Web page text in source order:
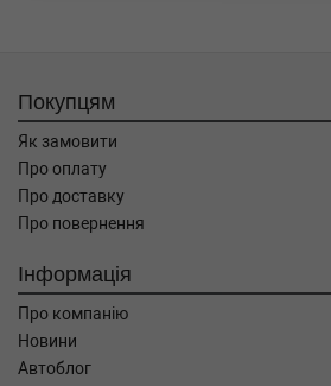
Покупцям
Як замовити
Про оплату
Про доставку
Про повернення
Інформація
Про компанію
Новини
Автоблог